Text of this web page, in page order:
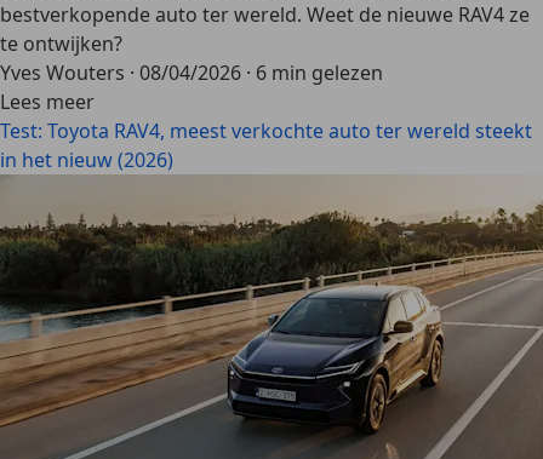
bestverkopende auto ter wereld. Weet de nieuwe RAV4 ze
te ontwijken?
Yves Wouters · 08/04/2026 · 6 min gelezen
Lees meer
Test: Toyota RAV4, meest verkochte auto ter wereld steekt
in het nieuw (2026)